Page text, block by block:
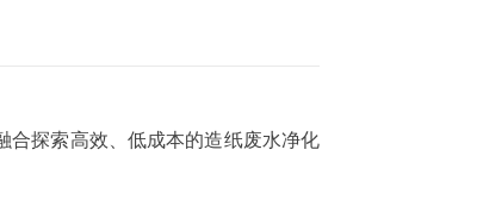
合探索高效、低成本的造纸废水净化